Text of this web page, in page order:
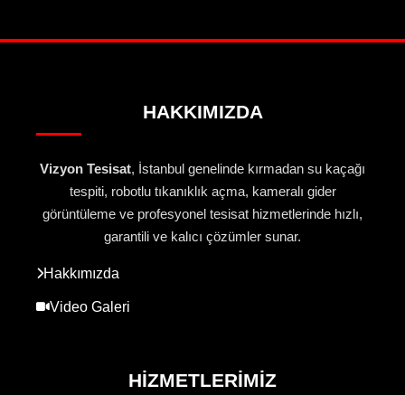
HAKKIMIZDA
Vizyon Tesisat, İstanbul genelinde kırmadan su kaçağı
tespiti, robotlu tıkanıklık açma, kameralı gider
görüntüleme ve profesyonel tesisat hizmetlerinde hızlı,
garantili ve kalıcı çözümler sunar.
Hakkımızda
Video Galeri
HIZMETLERIMIZ